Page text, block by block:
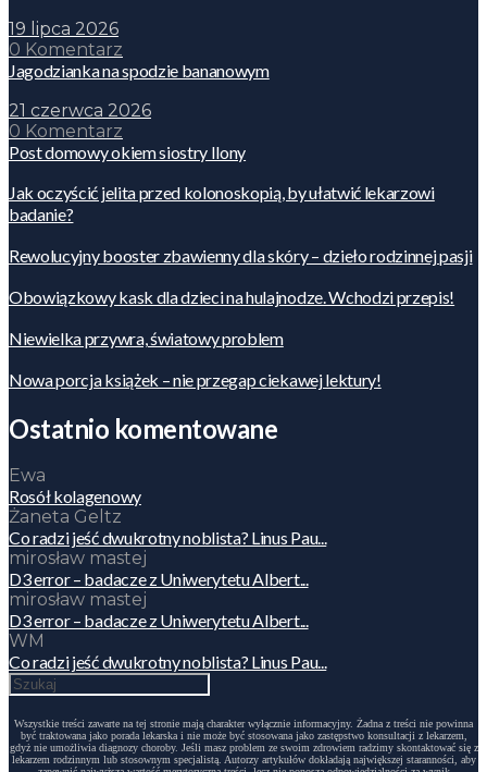
19 lipca 2026
0 Komentarz
Jagodzianka na spodzie bananowym
21 czerwca 2026
0 Komentarz
Post domowy okiem siostry Ilony
Jak oczyścić jelita przed kolonoskopią, by ułatwić lekarzowi
badanie?
Rewolucyjny booster zbawienny dla skóry – dzieło rodzinnej pasji
Obowiązkowy kask dla dzieci na hulajnodze. Wchodzi przepis!
Niewielka przywra, światowy problem
Nowa porcja książek – nie przegap ciekawej lektury!
Ostatnio komentowane
Ewa
Rosół kolagenowy
Żaneta Geltz
Co radzi jeść dwukrotny noblista? Linus Pau...
mirosław mastej
D3 error – badacze z Uniwerytetu Albert...
mirosław mastej
D3 error – badacze z Uniwerytetu Albert...
WM
Co radzi jeść dwukrotny noblista? Linus Pau...
Wszystkie treści zawarte na tej stronie mają charakter wyłącznie informacyjny. Żadna z treści nie powinna
być traktowana jako porada lekarska i nie może być stosowana jako zastępstwo konsultacji z lekarzem,
gdyż nie umożliwia diagnozy choroby. Jeśli masz problem ze swoim zdrowiem radzimy skontaktować się z
lekarzem rodzinnym lub stosownym specjalistą. Autorzy artykułów dokładają największej staranności, aby